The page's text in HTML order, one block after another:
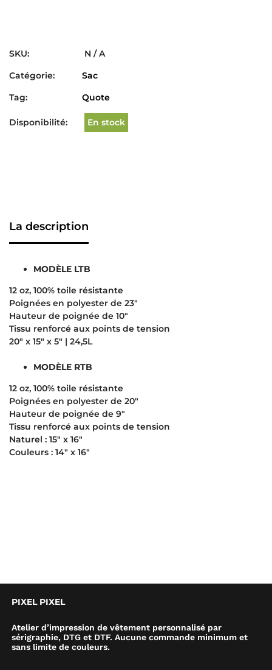
SKU:
N / A
Catégorie:
Sac
Tag:
Quote
Disponibilité: En stock
La description
MODÈLE LTB
12 oz, 100% toile résistante
Poignées en polyester de 23″
Hauteur de poignée de 10″
Tissu renforcé aux points de tension
20″ x 15″ x 5″ | 24,5L
MODÈLE RTB
12 oz, 100% toile résistante
Poignées en polyester de 20″
Hauteur de poignée de 9″
Tissu renforcé aux points de tension
Naturel : 15″ x 16″
Couleurs : 14″ x 16″
PIXEL PIXEL
Atelier d’impression de vêtement personnalisé par
sérigraphie, DTG et DTF. Aucune commande minimum et
sans limite de couleurs.